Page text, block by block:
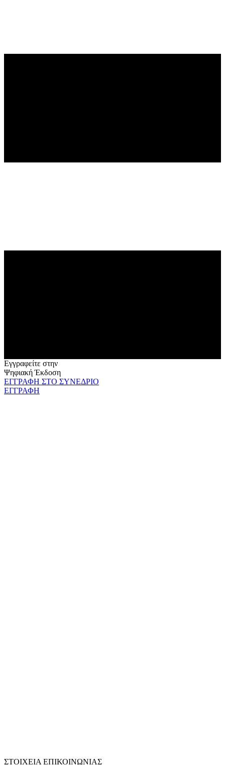
Εγγραφείτε στην
Ψηφιακή Έκδοση
ΕΓΓΡΑΦΗ ΣΤΟ ΣΥΝΕΔΡΙΟ
ΕΓΓΡΑΦΗ
ΣΤΟΙΧΕΙΑ ΕΠΙΚΟΙΝΩΝΙΑΣ